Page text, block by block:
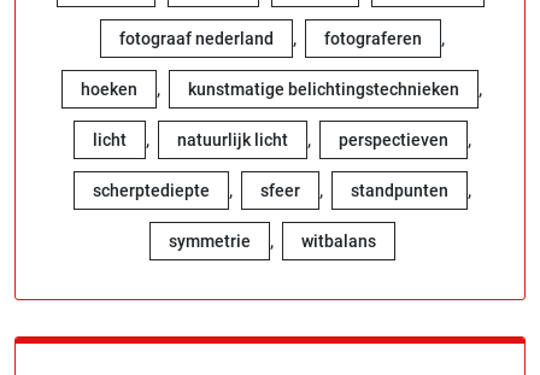
fotograaf nederland , fotograferen ,
hoeken , kunstmatige belichtingstechnieken ,
licht , natuurlijk licht , perspectieven ,
scherptediepte , sfeer , standpunten ,
symmetrie , witbalans